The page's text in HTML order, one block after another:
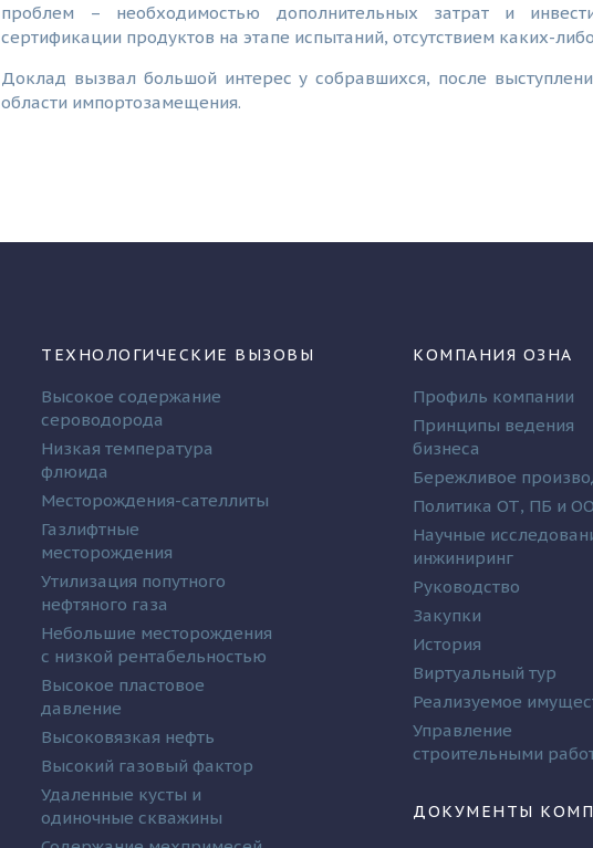
проблем – необходимостью дополнительных затрат и
сертификации продуктов на этапе испытаний, отсутствием каких-
Доклад вызвал большой интерес у собравшихся, после
области импортозамещения.
ТЕХНОЛОГИЧЕСКИЕ ВЫЗОВЫ
Высокое содержание
сероводорода
Низкая температура
флюида
Месторождения-сателлиты
Газлифтные
месторождения
Утилизация попутного
нефтяного газа
Небольшие месторождения
с низкой рентабельностью
Высокое пластовое
давление
Высоковязкая нефть
Высокий газовый фактор
Удаленные кусты и
одиночные скважины
КОМПАНИЯ ОЗНА
Профиль компании
Принципы ведения
бизнеса
Бережливое
Политика ОТ, ПБ и
Научные
инжиниринг
Руководство
Закупки
История
Виртуальный тур
Реализуемое
Управление
строительными
ДОКУМЕНТЫ